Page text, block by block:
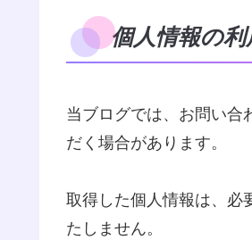
個人情報の
当ブログでは、お問い合
だく場合があります。
取得した個人情報は、必
たしません。